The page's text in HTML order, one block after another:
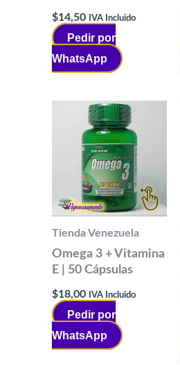
$14,50 IVA Incluido
Pedir por
WhatsApp
Tienda Venezuela
Omega 3 + Vitamina
E | 50 Cápsulas
$18,00 IVA Incluido
Pedir por
WhatsApp